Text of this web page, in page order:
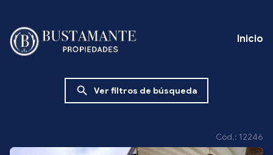
Inicio
search Ver filtros de búsqueda
Cód.: 12246